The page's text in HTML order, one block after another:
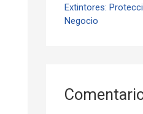
Extintores:
Negocio